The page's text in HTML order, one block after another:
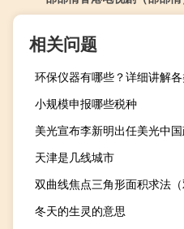
相关问题
环保仪器有哪些？详细讲解
小规模申报哪些税种
美光宣布李新明出任美光中
天津是几线城市
双曲线焦点三角形面积求法
冬天的生灵的意思